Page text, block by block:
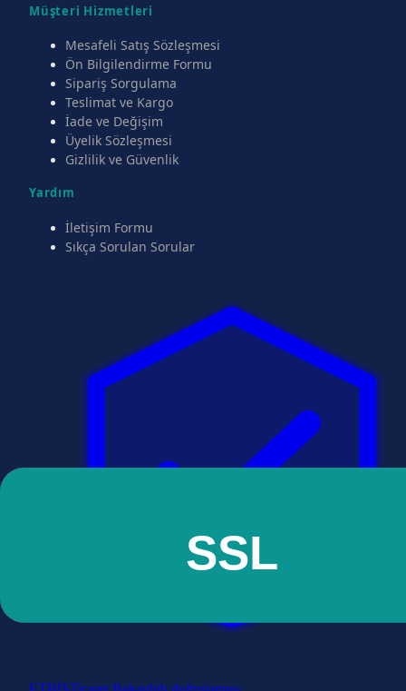
Müşteri Hizmetleri
Mesafeli Satış Sözleşmesi
Ön Bilgilendirme Formu
Sipariş Sorgulama
Teslimat ve Kargo
İade ve Değişim
Üyelik Sözleşmesi
Gizlilik ve Güvenlik
Yardım
İletişim Formu
Sıkça Sorulan Sorular